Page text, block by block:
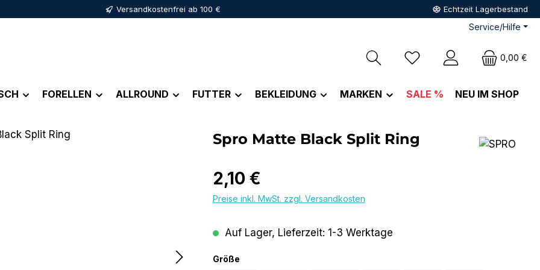
Versandkostenfrei ab 100 € Echtzeit Lagerbestand
Service/Hilfe
0,00 €
FORELLEN ALLROUND FUTTER BEKLEIDUNG MARKEN SALE % NEU IM SHOP
Spro Matte Black Split Ring
Regulärer Preis:
2,10 €
Preise inkl. MwSt. zzgl. Versandkosten
Auf Lager, Lieferzeit: 1-3 Werktage
Größeauswählen